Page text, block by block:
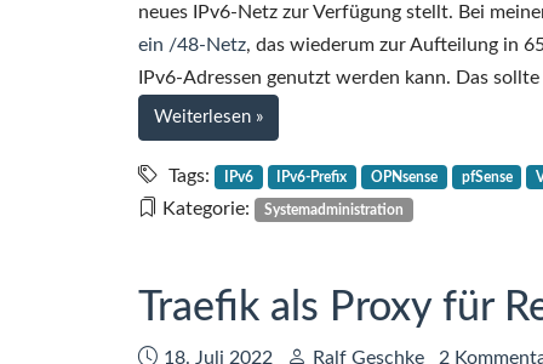
neues IPv6-Netz zur Verfügung stellt. Bei
ein /48-Netz, das wiederum zur Aufteilung in
IPv6-Adressen genutzt werden kann. Das
Weiterlesen bei
IPv6
im
Heimnetz
dynamischer
Prefix
»
Tags: IPv6 IPv6-Prefix OPNsense pfSense
Kategorie: Systemadministration
Traefik als Proxy für
Datum:
18. Juli 2022 Autor:
Ralf Geschke 2